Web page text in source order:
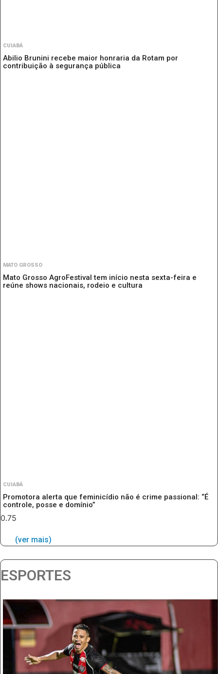
CUIABÁ
Abilio Brunini recebe maior honraria da Rotam por
contribuição à segurança pública
MATO GROSSO
Mato Grosso AgroFestival tem início nesta sexta-feira e
reúne shows nacionais, rodeio e cultura
CUIABÁ
Promotora alerta que feminicídio não é crime passional: “É
controle, posse e domínio”
(ver mais)
ESPORTES